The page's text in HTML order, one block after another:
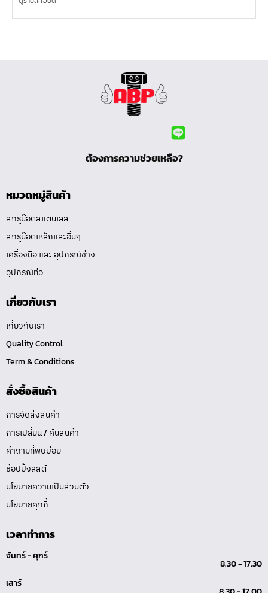
ต้องการความช่วยเหลือ?
หมวดหมู่สินค้า
สกรูน๊อตสแตนเลส
สกรูน๊อตเหล็กและอื่นๆ
เครื่องมือ และ อุปกรณ์ช่าง
อุปกรณ์ท่อ
เกี่ยวกับเรา
เกี่ยวกับเรา
Quality Control
Term & Conditions
สั่งซื้อสินค้า
การจัดส่งสินค้า
การเปลี่ยน / คืนสินค้า
คำถามที่พบบ่อย
ช้อปปิ้งลิสต์
นโยบายความเป็นส่วนตัว
นโยบายคุกกี้
เวลาทำการ
จันทร์ - ศุกร์
8.30 - 17.30
เสาร์